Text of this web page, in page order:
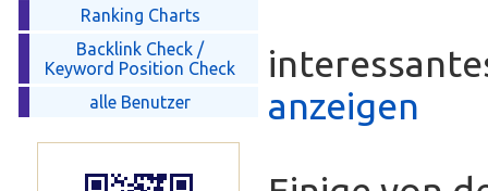
Ranking Charts
Backlink Check /
Keyword Position Check
alle Benutzer
anzeigen